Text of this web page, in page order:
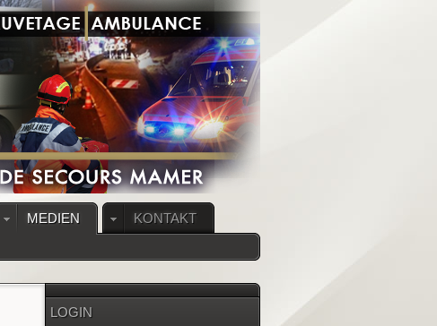
MEDIEN KONTAKT
LOGIN